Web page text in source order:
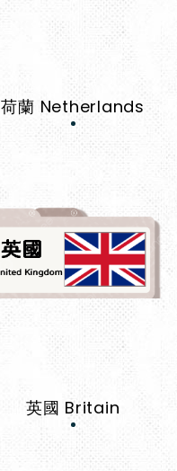
荷蘭 Netherlands
英國 Britain